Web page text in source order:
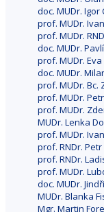
doc. MUDr. Igor
prof. MUDr.
prof. MUDr.
doc. MUDr.
prof. MUDr. Eva
doc. MUDr.
prof. MUDr. Bc.
prof. MUDr.
prof. MUDr.
MUDr. Lenka
prof. MUDr.
prof. RNDr. Petr
prof. RNDr.
prof. MUDr.
doc. MUDr.
MUDr. Blanka
Mgr. Martin